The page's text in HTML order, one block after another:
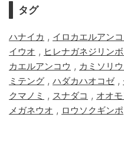
タグ
ハナイカ , イロカエルアン
イウオ , ヒレナガネジリン
カエルアンコウ , カミソリ
ミテング , ハダカハオコゼ,
クマノミ , スナダコ , オオ
メガネウオ , ロウソクギンポ